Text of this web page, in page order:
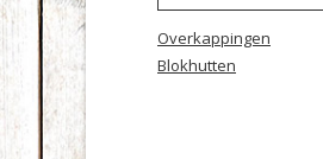
Overkappingen
Blokhutten